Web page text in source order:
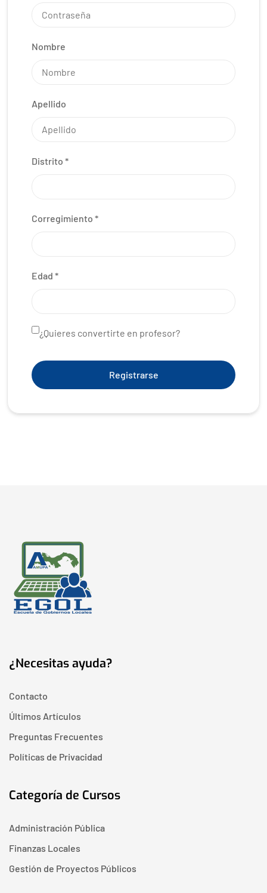
Nombre
Apellido
Distrito
Corregimiento
Edad
¿Quieres convertirte en profesor?
Registrarse
¿Necesitas ayuda?
Contacto
Últimos Artículos
Preguntas Frecuentes
Políticas de Privacidad
Categoría de Cursos
Administración Pública
Finanzas Locales
Gestión de Proyectos Públicos